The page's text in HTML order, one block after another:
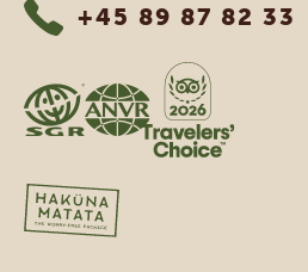
+45 89 87 82 33